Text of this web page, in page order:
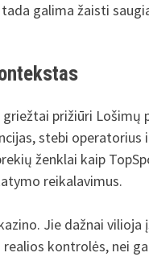
galima žaisti
prižiūri Lošimų
stebi operatorius
ženklai kaip
reikalavimus.
Jie dažnai
kontrolės, nei